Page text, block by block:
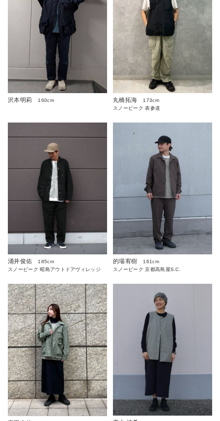
沢本明莉 160cm 丸橋拓海
173cm
スノーピーク 表参道
涌井俊佑
185cm
スノーピーク 昭島アウトドアヴィレッジ
的場宥樹
161cm
スノーピーク 京都高島屋S.C.